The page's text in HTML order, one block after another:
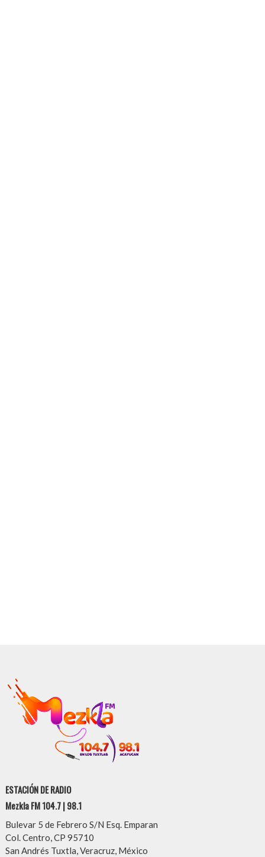
ESTACIÓN DE RADIO
Mezkla FM 104.7 | 98.1
Bulevar 5 de Febrero S/N Esq. Emparan
Col. Centro, CP 95710
San Andrés Tuxtla, Veracruz, México